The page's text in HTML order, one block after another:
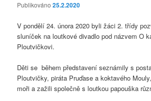
Publikováno25.2.2020
V pondělí 24. února 2020 byli žáci 2. třídy
sluníček na loutkové divadlo pod názvem O
Ploutvičkovi.
Děti se během představení seznámily s
Ploutvičky, piráta Pruďase a koktavého
moři a zažili společně s loutkou papouška